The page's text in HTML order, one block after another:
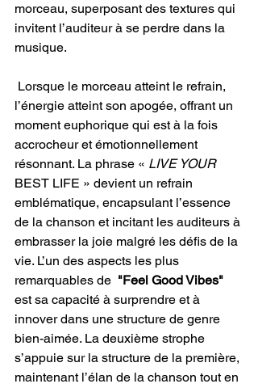
morceau, superposant des textures qui
invitent l’auditeur à se perdre dans la
musique.
l’énergie atteint son apogée, offrant un
moment euphorique qui est à la fois
accrocheur et émotionnellement
résonnant. La phrase « LIVE YOUR
BEST LIFE » devient un refrain
emblématique, encapsulant l’essence
de la chanson et incitant les auditeurs à
embrasser la joie malgré les défis de la
vie. L’un des aspects les plus
remarquables de "Feel Good Vibes"
est sa capacité à surprendre et à
innover dans une structure de genre
bien-aimée. La deuxième strophe
s’appuie sur la structure de la première,
maintenant l’élan de la chanson tout en